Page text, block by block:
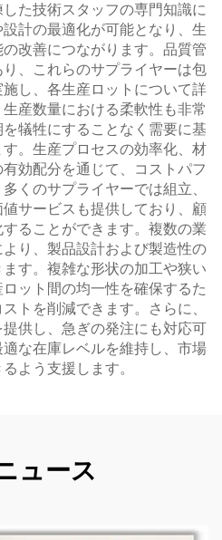
た技術スタッフの専門知識に
計の最適化が可能となり、生
改善につながります。品質管
、これらのサプライヤーは包
し、各生産ロットについて詳
産数量における柔軟性も非常
犠牲にすることなく需要に基
。生産プロセスの効率化、材
効配分を通じて、コストパフ
くのサプライヤーでは組立、
サービスも提供しており、顧
ることができます。複数の業
り、製品設計および製造性の
す。複雑な形状の加工や狭い
ット間の均一性を確保するた
トを削減できます。さらに、
供し、急ぎの発注にも対応可
な在庫レベルを維持し、市場
よう支援します。
ュース